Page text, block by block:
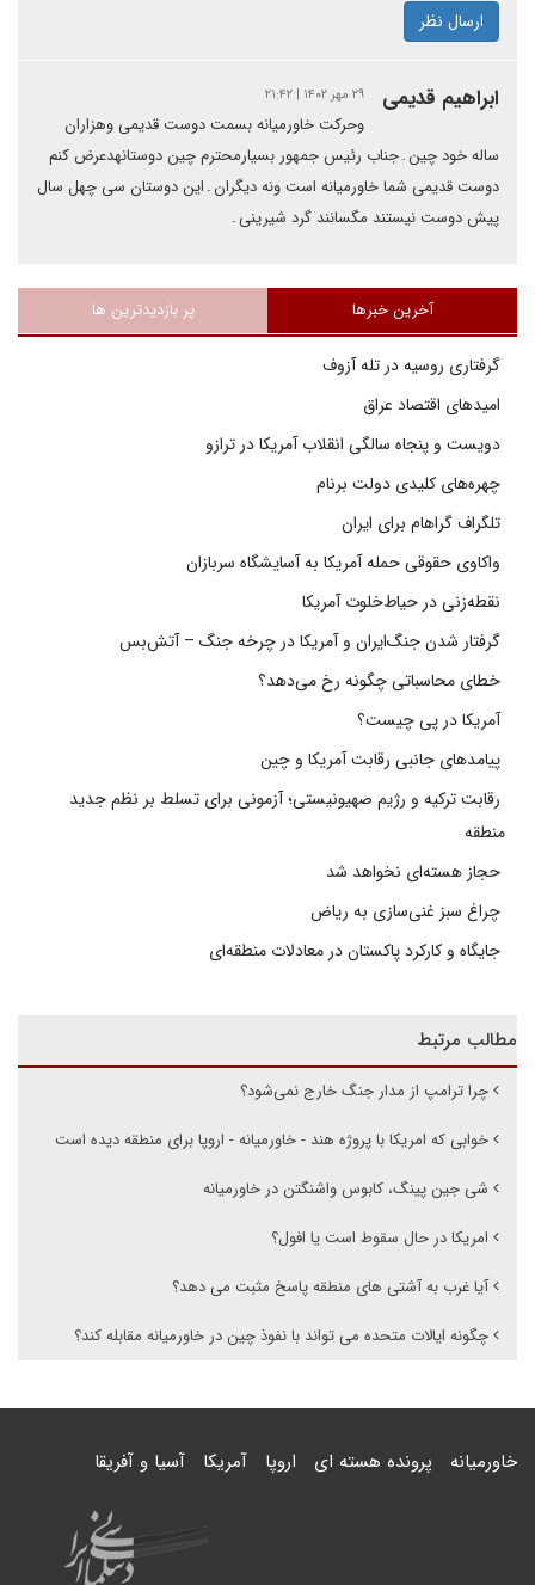
ارسال نظر
ابراهیم قدیمی ۲۹ مهر ۱۴۰۲ | ۲۱:۴۲
وحرکت خاورمیانه بسمت دوست قدیمی وهزاران
ساله خود چین۔جناب رئیس جمهور بسیارمحترم چین دوستانهدعرض کنم
دوست قدیمی شما خاورمیانه است ونه دیگران۔این دوستان سی چهل سال
پیش دوست نیستند مگسانند گرد شیرینی۔
آخرین خبرها پر بازدیدترین ها
گرفتاری روسیه در تله آزوف
امیدهای اقتصاد عراق
دویست و پنجاه سالگی انقلاب آمریکا در ترازو
چهره‌های کلیدی دولت برنام
تلگراف گراهام برای ایران
واکاوی حقوقی حمله آمریکا به آسایشگاه سربازان
نقطه‌زنی در حیاط‌خلوت آمریکا
گرفتار شدن جنگ‌ایران و آمریکا در چرخه جنگ – آتش‌بس
خطای محاسباتی چگونه رخ می‌دهد؟
آمریکا در پی چیست؟
پیامدهای جانبی رقابت آمریکا و چین
رقابت ترکیه و رژیم صهیونیستی؛ آزمونی برای تسلط بر نظم جدید
منطقه
حجاز هسته‌ای نخواهد شد
چراغ سبز غنی‌سازی به ریاض
جایگاه و کارکرد پاکستان در معادلات منطقه‌ای
مطالب مرتبط
چرا ترامپ از مدار جنگ خارج نمی‌شود؟
خوابی که امریکا با پروژه هند - خاورمیانه - اروپا برای منطقه دیده است
شی جین پینگ، کابوس واشنگتن در خاورمیانه
امریکا در حال سقوط است یا افول؟
آیا غرب به آشتی های منطقه پاسخ مثبت می دهد؟
چگونه ایالات متحده می تواند با نفوذ چین در خاورمیانه مقابله کند؟
خاورمیانه پرونده هسته ای اروپا آمریکا آسیا و آفریقا